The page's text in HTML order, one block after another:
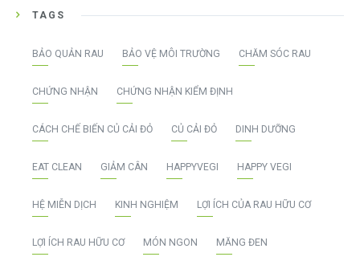
TAGS
BẢO QUẢN RAU BẢO VỆ MÔI TRƯỜNG CHĂM SÓC RAU
CHỨNG NHẬN CHỨNG NHẬN KIỂM ĐỊNH
CÁCH CHẾ BIẾN CỦ CẢI ĐỎ CỦ CẢI ĐỎ DINH DƯỠNG
EAT CLEAN GIẢM CÂN HAPPYVEGI HAPPY VEGI
HỆ MIỄN DỊCH KINH NGHIỆM LỢI ÍCH CỦA RAU HỮU CƠ
LỢI ÍCH RAU HỮU CƠ MÓN NGON MĂNG ĐEN